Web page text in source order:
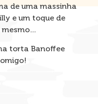
de uma massinha
e um toque de
mesmo…
torta Banoffee